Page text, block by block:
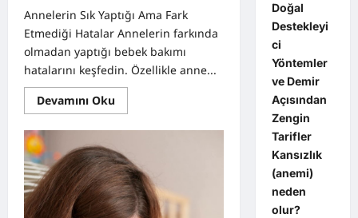
Annelerin Sık Yaptığı Ama Fark
Etmediği Hatalar Annelerin farkında
olmadan yaptığı bebek bakımı
hatalarını keşfedin. Özellikle anne...
Devamını Oku
more
Annelerin
Yaptığı
Ama
Fark
Etmediği
Hatalar
Doğal
Destekleyi
ci
Yöntemler
ve Demir
Açısından
Zengin
Tarifler
Kansızlık
(anemi)
neden
olur?